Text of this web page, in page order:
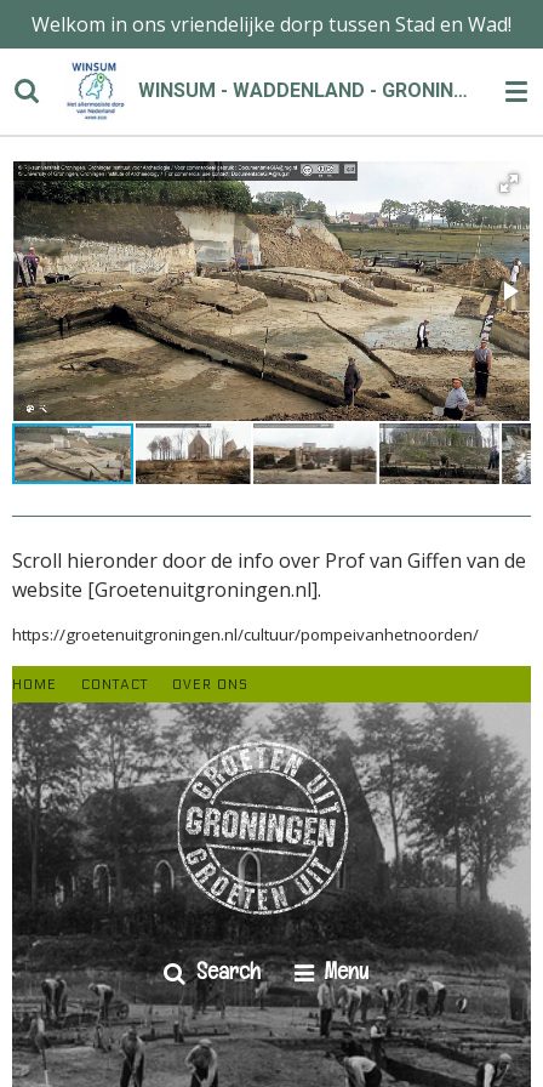
Ga
direct
naar
hoofdinhoud
WINSUM - WADDENLAND - GRONINGEN
Welkom in ons vriendelijke dorp tussen Stad en Wad!
Scroll hieronder door de info over Prof van Giffen van de
website [Groetenuitgroningen.nl].
https://groetenuitgroningen.nl/cultuur/pompeivanhetnoorden/